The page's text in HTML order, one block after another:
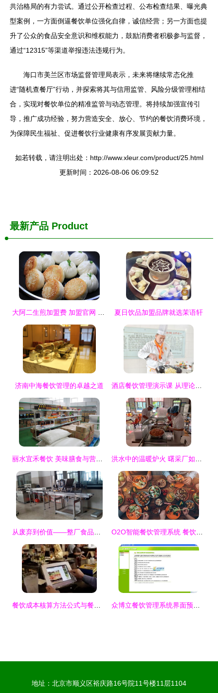
共治格局的有力尝试。通过公开检查过程、公布检查结果、曝光典
型案例，一方面倒逼餐饮单位强化自律，诚信经营；另一方面也提
升了公众的食品安全意识和维权能力，鼓励消费者积极参与监督，
通过“12315”等渠道举报违法违规行为。
海口市美兰区市场监督管理局表示，未来将继续常态化推
进“随机查餐厅”行动，并探索将其与信用监管、风险分级管理相结
合，实现对餐饮单位的精准监管与动态管理。将持续加强宣传引
导，推广成功经验，努力营造安全、放心、节约的餐饮消费环境，
为保障民生福祉、促进餐饮行业健康有序发展贡献力量。
如若转载，请注明出处：http://www.xleur.com/product/25.html
更新时间：2026-08-06 06:09:52
最新产品 Product
夏日饮品加盟品牌就选茉语轩
济南中海餐饮管理的卓越之道
地址：北京市顺义区裕庆路16号院11号楼11层1104